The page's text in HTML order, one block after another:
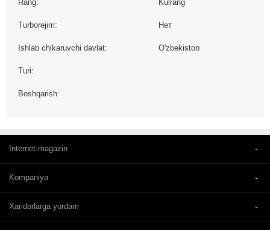
Rang: Kulrang
Turborejim: Нет
Ishlab chikaruvchi davlat: O'zbekiston
Turi:
Boshqarish:
Internet-magazin
Kompaniya
Xaridorlarga yordam